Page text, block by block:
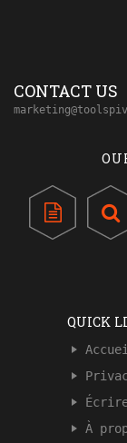
CONTACT US
QUICK
À